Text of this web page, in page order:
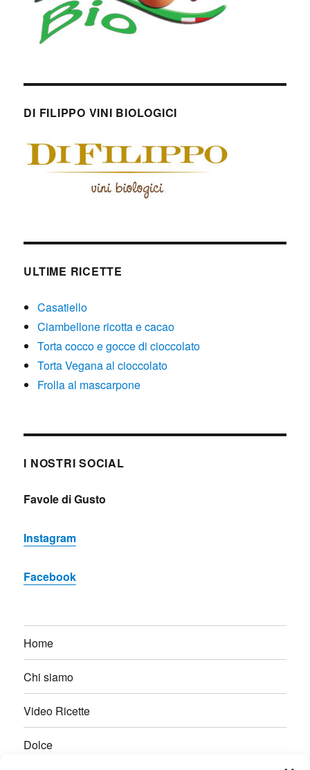
DI FILIPPO VINI BIOLOGICI
ULTIME RICETTE
Casatiello
Ciambellone ricotta e cacao
Torta cocco e gocce di cioccolato
Torta Vegana al cioccolato
Frolla al mascarpone
I NOSTRI SOCIAL
Favole di Gusto
Instagram
Facebook
Home
Chi siamo
Video Ricette
Dolce